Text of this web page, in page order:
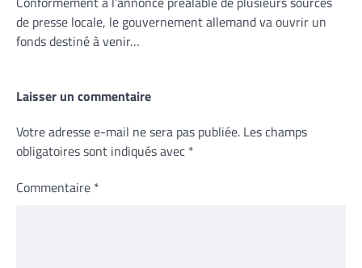
de presse locale, le gouvernement allemand va ouvrir un
fonds destiné à venir…
Laisser un commentaire
Votre adresse e-mail ne sera pas publiée. Les champs
obligatoires sont indiqués avec *
Commentaire *